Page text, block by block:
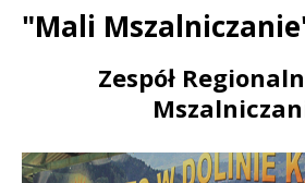
"Mali
Zespół